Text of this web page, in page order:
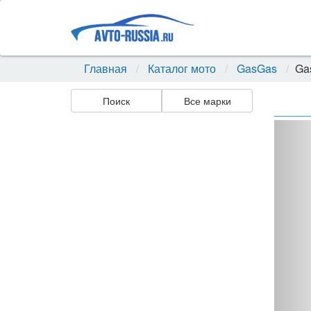
Главная Каталог мото GasGas
Поиск Все марки